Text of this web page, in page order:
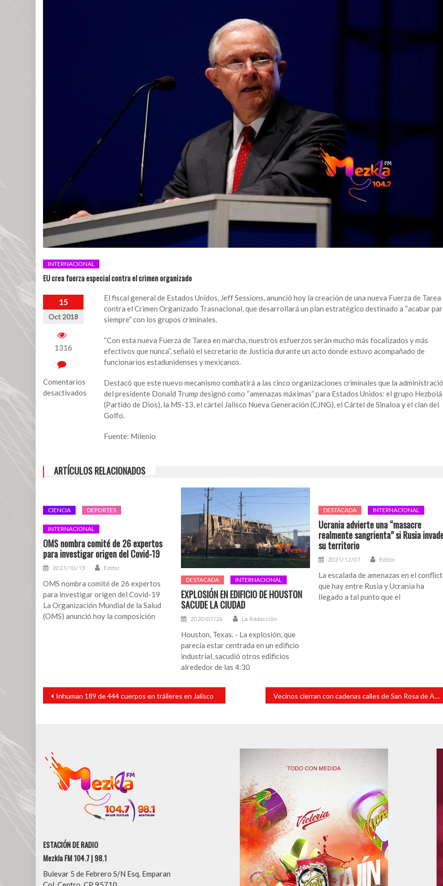
INTERNACIONAL
EU crea fuerza especial contra el crimen organizado
15
Oct 2018
1316
Comentarios
desactivados
El fiscal general de Estados Unidos, Jeff Sessions, anunció hoy la creación de una nueva Fuerza de Tarea
contra el Crimen Organizado Trasnacional, que desarrollará un plan estratégico destinado a “acabar
siempre” con los grupos criminales.
“Con esta nueva Fuerza de Tarea en marcha, nuestros esfuerzos serán mucho más focalizados y más
efectivos que nunca”, señaló el secretario de Justicia durante un acto donde estuvo acompañado de
funcionarios estadunidenses y mexicanos.
Destacó que este nuevo mecanismo combatirá a las cinco organizaciones criminales que la
del presidente Donald Trump designó como “amenazas máximas” para Estados Unidos: el grupo Hezbolá
(Partido de Dios), la MS-13, el cártel Jalisco Nueva Generación (CJNG), el Cártel de Sinaloa y el clan del
Golfo.
Fuente: Milenio
ARTÍCULOS RELACIONADOS
CIENCIA DEPORTES
INTERNACIONAL
OMS nombra comité de 26 expertos
para investigar origen del Covid-19
2021/10/13 Editor
OMS nombra comité de 26 expertos
para investigar origen del Covid-19
La Organización Mundial de la Salud
(OMS) anunció hoy la composición
DESTACADA INTERNACIONAL
EXPLOSIÓN EN EDIFICIO DE HOUSTON
SACUDE LA CIUDAD
2020/01/24 La Redacción
Houston, Texas. - La explosión, que
parecía estar centrada en un edificio
industrial, sacudió otros edificios
alrededor de las 4:30
DESTACADA INTERNACIONAL
Ucrania advierte una “masacre
realmente sangrienta” si Rusia
su territorio
2021/12/07 Editor
La escalada de amenazas en el
que hay entre Rusia y Ucrania ha
llegado a tal punto que el
Navegación
entradas
Inhuman 189 de 444 cuerpos en tráileres en Jalisco Vecinos cierran con cadenas calles de San Rosa de Abata
ESTACIÓN DE RADIO
Mezkla FM 104.7 | 98.1
Bulevar 5 de Febrero S/N Esq. Emparan